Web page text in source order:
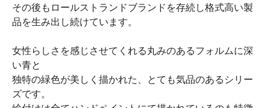
その後もロールストランドブランドを存続し格式高い製
品を生み出し続けています。
女性らしさを感じさせてくれる丸みのあるフォルムに深
い青と
独特の緑色が美しく描かれた、とても気品のあるシリー
ズです。